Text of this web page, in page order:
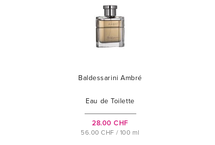
Baldessarini Ambré
Eau de Toilette
28.00 CHF
56.00 CHF / 100 ml